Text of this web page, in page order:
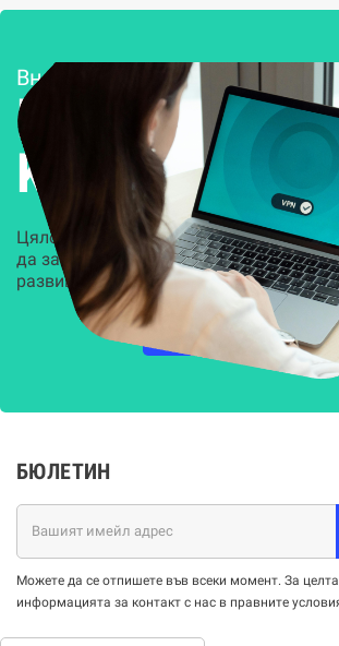
Внедряване и поддръжка
Решения за
Цялостни, задвижвани от AI решения,
да защитят всеки слой на вашата
развиващите се киберзаплахи.
НАУЧЕТЕ ПОВЕЧЕ
БЮЛЕТИН
Можете да се отпишете във всеки момент. За
информацията за контакт с нас в правните